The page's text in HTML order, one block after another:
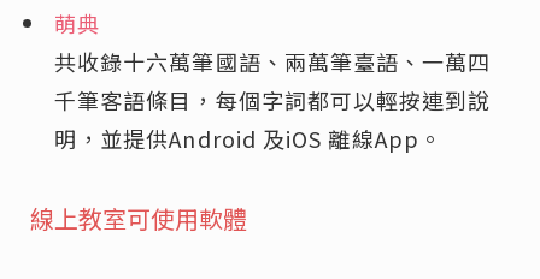
萌典
共收錄十六萬筆國語、兩萬筆臺語、一萬四
千筆客語條目，每個字詞都可以輕按連到說
明，並提供Android 及iOS 離線App。
線上教室可使用軟體